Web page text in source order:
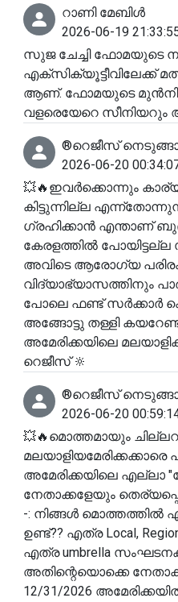
റാണി മേബിൾ
2026-06-19
സുജ ചേച്ചി ഫോമയുടെ
എക്സിക്യൂട്ടീവിലേക്ക്
ആണ്. ഫോമയുടെ മുൻനിര
വളരെയേറെ
®️റെജീസ് നെടുങ്ങാ
2026-06-20
💥🔥ഇവർക്കൊന്നും
കിട്ടുന്നില്ല
ഗ്രഹിക്കാൻ എന്താണ്
കേരളത്തിൽ
അവിടെ ആരോഗ്യ
വിദ്യാഭ്യാസത്തിനും
പോലെ ഫണ്ട്‌ സർക്കാർ
അങ്ങോട്ടു തള്ളി
അമേരിക്കയിലെ
റെജീസ് 🔆
®️റെജീസ് നെടുങ്ങാ
2026-06-20
💥🔥മൊത്തമായും
മലയാളിയമേരിക്കക്കാരെ
അമേരിക്കയിലെ എല്ലാ
നേതാക്കളേയും
-: നിങ്ങൾ
ഉണ്ട്?? എത്ര Local,
എത്ര umbrella
അതിന്റെയൊക്കെ
12/31/2026